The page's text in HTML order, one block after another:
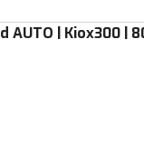
AUTO | Kiox300 |